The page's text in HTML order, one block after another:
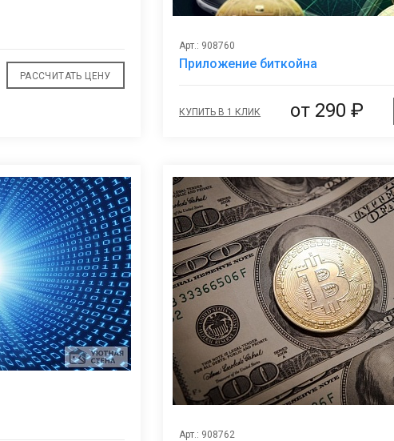
РАССЧИТАТЬ ЦЕНУ
Арт.: 908760
Приложение биткойна
КУПИТЬ В 1 КЛИК от 290 ₽
Арт.: 908762